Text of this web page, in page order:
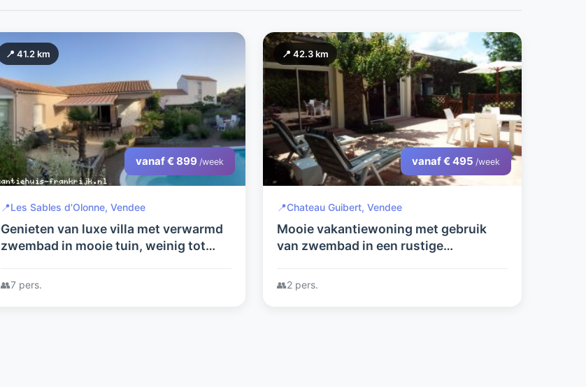
📍 41.2 km
vanaf € 899 /week
📍Les Sables d'Olonne, Vendee
Genieten van luxe villa met verwarmd
zwembad in mooie tuin, weinig tot
en zee in de Vendee
👥7 pers.
📍 42.3 km
vanaf € 495 /week
📍Chateau Guibert, Vendee
Mooie vakantiewoning met gebruik
van zwembad in een rustige
👥2 pers.